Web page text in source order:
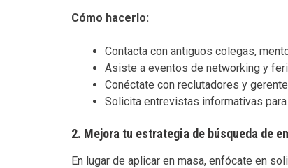
Cómo hacerlo:
Contacta con antiguos colegas,
Asiste a eventos de networking y
Conéctate con reclutadores y
Solicita entrevistas informativas
2. Mejora tu estrategia de búsqueda de
En lugar de aplicar en masa, enfócate en